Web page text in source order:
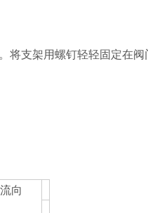
将支架用螺钉轻轻固定在阀
流向